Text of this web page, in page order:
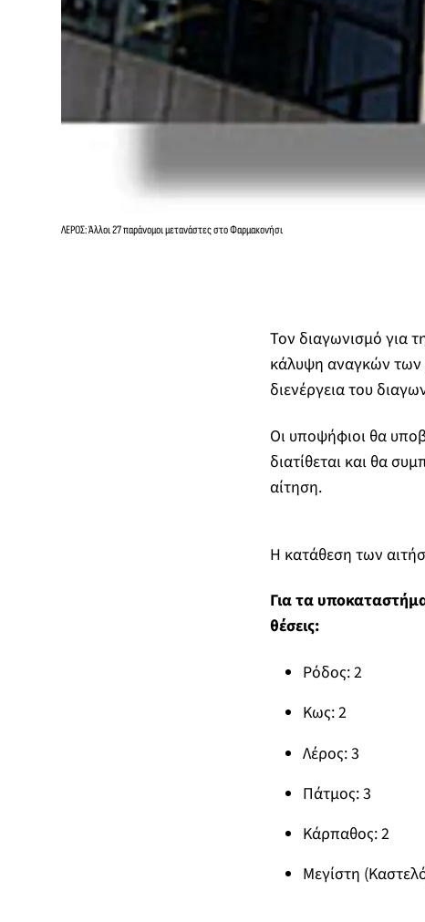
ΛΕΡΟΣ: Άλλοι 27 παράνομοι μετανάστες στο Φαρμακονήσι
Τον διαγωνισμό για
κάλυψη αναγκών των
διενέργεια του
Οι υποψήφιοι θα
διατίθεται και θα
αίτηση.
Η κατάθεση των
Για τα
θέσεις:
Ρόδος: 2
Κως: 2
Λέρος: 3
Πάτμος: 3
Κάρπαθος: 2
Μεγίστη